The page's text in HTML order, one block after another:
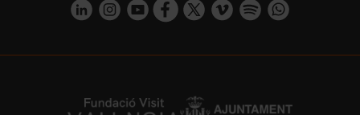
https://www.linkedin.com/company/turismo-valencia/mycompany/
https://www.instagram.com/visit_valencia/
https://www.youtube.com/user/
https://www.facebook.com/
https://twitter.com/
https://vimeo.com/
https://https://api.whatsapp.com/